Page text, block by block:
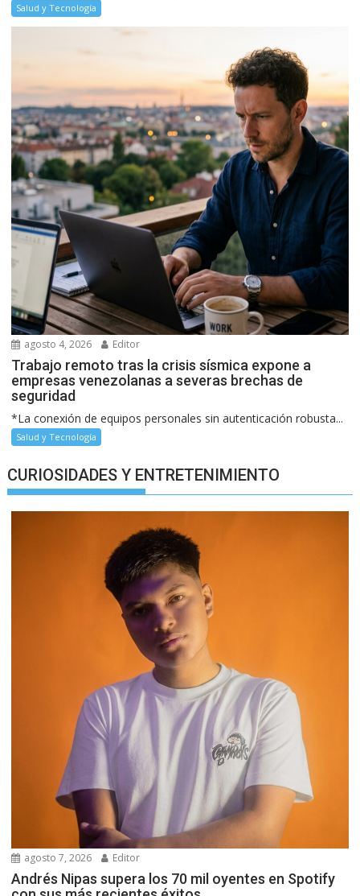
Salud y Tecnología
agosto 4, 2026 Editor
Trabajo remoto tras la crisis sísmica expone a
empresas venezolanas a severas brechas de
seguridad
*La conexión de equipos personales sin autenticación robusta...
Salud y Tecnología
CURIOSIDADES Y ENTRETENIMIENTO
agosto 7, 2026 Editor
Andrés Nipas supera los 70 mil oyentes en Spotify